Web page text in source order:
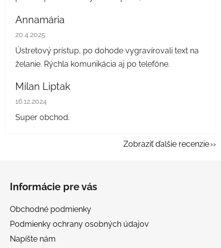
Annamária
Hodnotenie obchodu je 5 z 5 hviezdičiek.
20.4.2025
Ústretový prístup, po dohode vygravírovali text na
želanie. Rýchla komunikácia aj po telefóne.
Milan Liptak
Hodnotenie obchodu je 5 z 5 hviezdičiek.
16.12.2024
Super obchod.
Zobraziť ďalšie recenzie
Informácie pre vás
Obchodné podmienky
Podmienky ochrany osobných údajov
Napíšte nám